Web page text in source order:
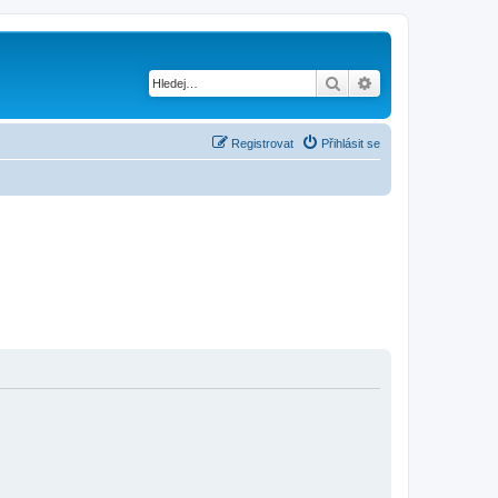
Hledat
Přihlásit se
Registrovat